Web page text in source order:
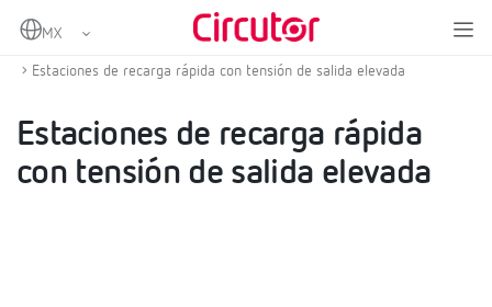
Home
Cargadores para vehículos eléctricos
Estaciones de recarga rápida con tensión de salida elevada
Estaciones de recarga rápida
con tensión de salida elevada